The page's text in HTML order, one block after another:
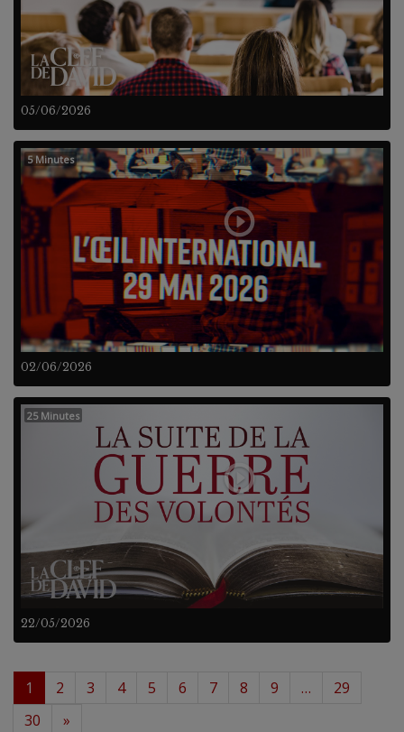
05/06/2026
02/06/2026
5 Minutes
22/05/2026
25 Minutes
1 2 3 4 5 6 7 8 9 …
29
30
»